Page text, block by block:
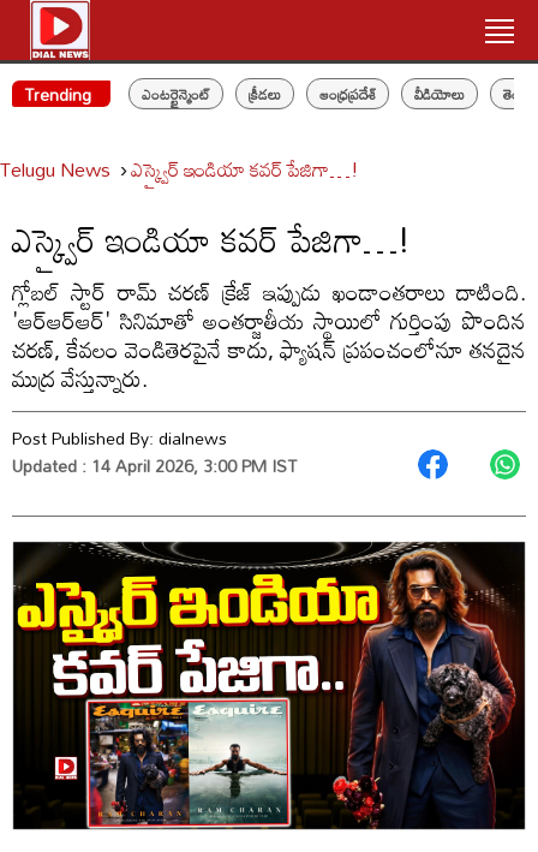
Trending ఎంటర్టైన్మెంట్ క్రీడలు ఆంధ్రప్రదేశ్ వీడియోలు
Telugu News ఎస్క్వైర్ ఇండియా కవర్ పేజిగా…!
ఎస్క్వైర్ ఇండియా కవర్ పేజిగా…!
గ్లోబల్ స్టార్ రామ్ చరణ్ క్రేజ్ ఇప్పుడు ఖండాంతరాలు దాటింది.
'ఆర్ఆర్ఆర్' సినిమాతో అంతర్జాతీయ స్థాయిలో గుర్తింపు పొందిన
చరణ్, కేవలం వెండితెరపైనే కాదు, ఫ్యాషన్ ప్రపంచంలోనూ తనదైన
ముద్ర వేస్తున్నారు.
Post Published By:dialnews
Updated : 14 April 2026, 3:00 PM IST